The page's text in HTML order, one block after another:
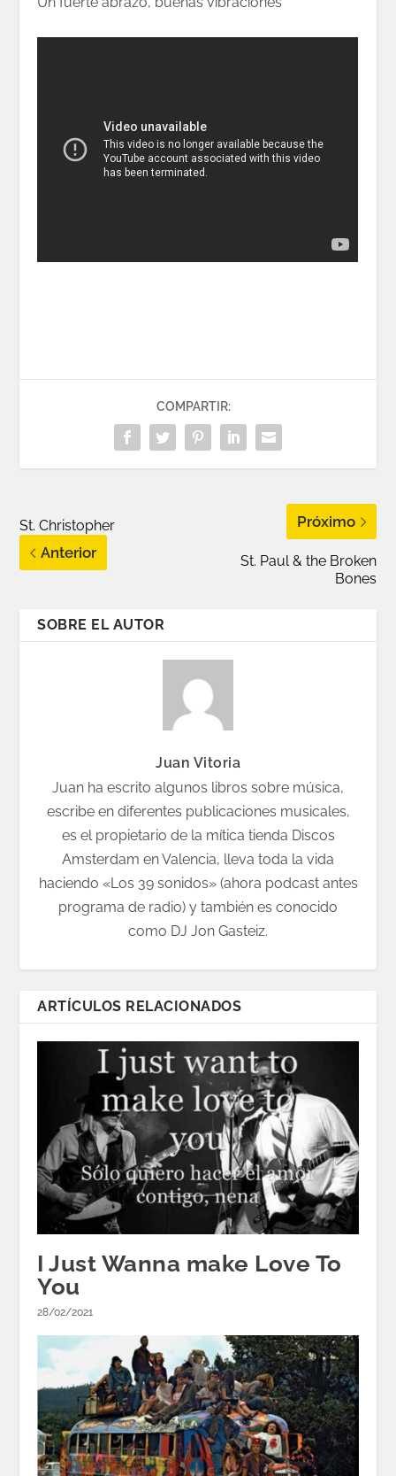
COMPARTIR:
St. Christopher
Anterior
Próximo
St. Paul & the Broken
Bones
SOBRE EL AUTOR
Juan Vitoria
Juan ha escrito algunos libros sobre música,
escribe en diferentes publicaciones musicales,
es el propietario de la mítica tienda Discos
Amsterdam en Valencia, lleva toda la vida
haciendo «Los 39 sonidos» (ahora podcast antes
programa de radio) y también es conocido
como DJ Jon Gasteiz.
ARTÍCULOS RELACIONADOS
I Just Wanna make Love To
You
28/02/2021